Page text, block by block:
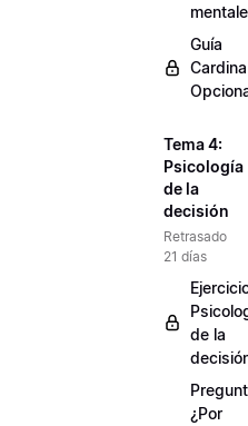
Guía
Tema 4:
Psicología
de la
decisión
Retrasado
21 días
de la
¿Por